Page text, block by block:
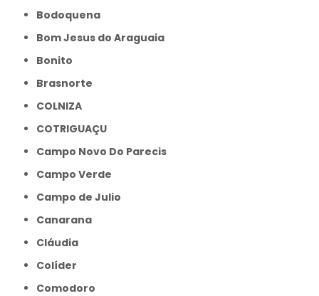
Bodoquena
Bom Jesus do Araguaia
Bonito
Brasnorte
COLNIZA
COTRIGUAÇU
Campo Novo Do Parecis
Campo Verde
Campo de Julio
Canarana
Cláudia
Colíder
Comodoro